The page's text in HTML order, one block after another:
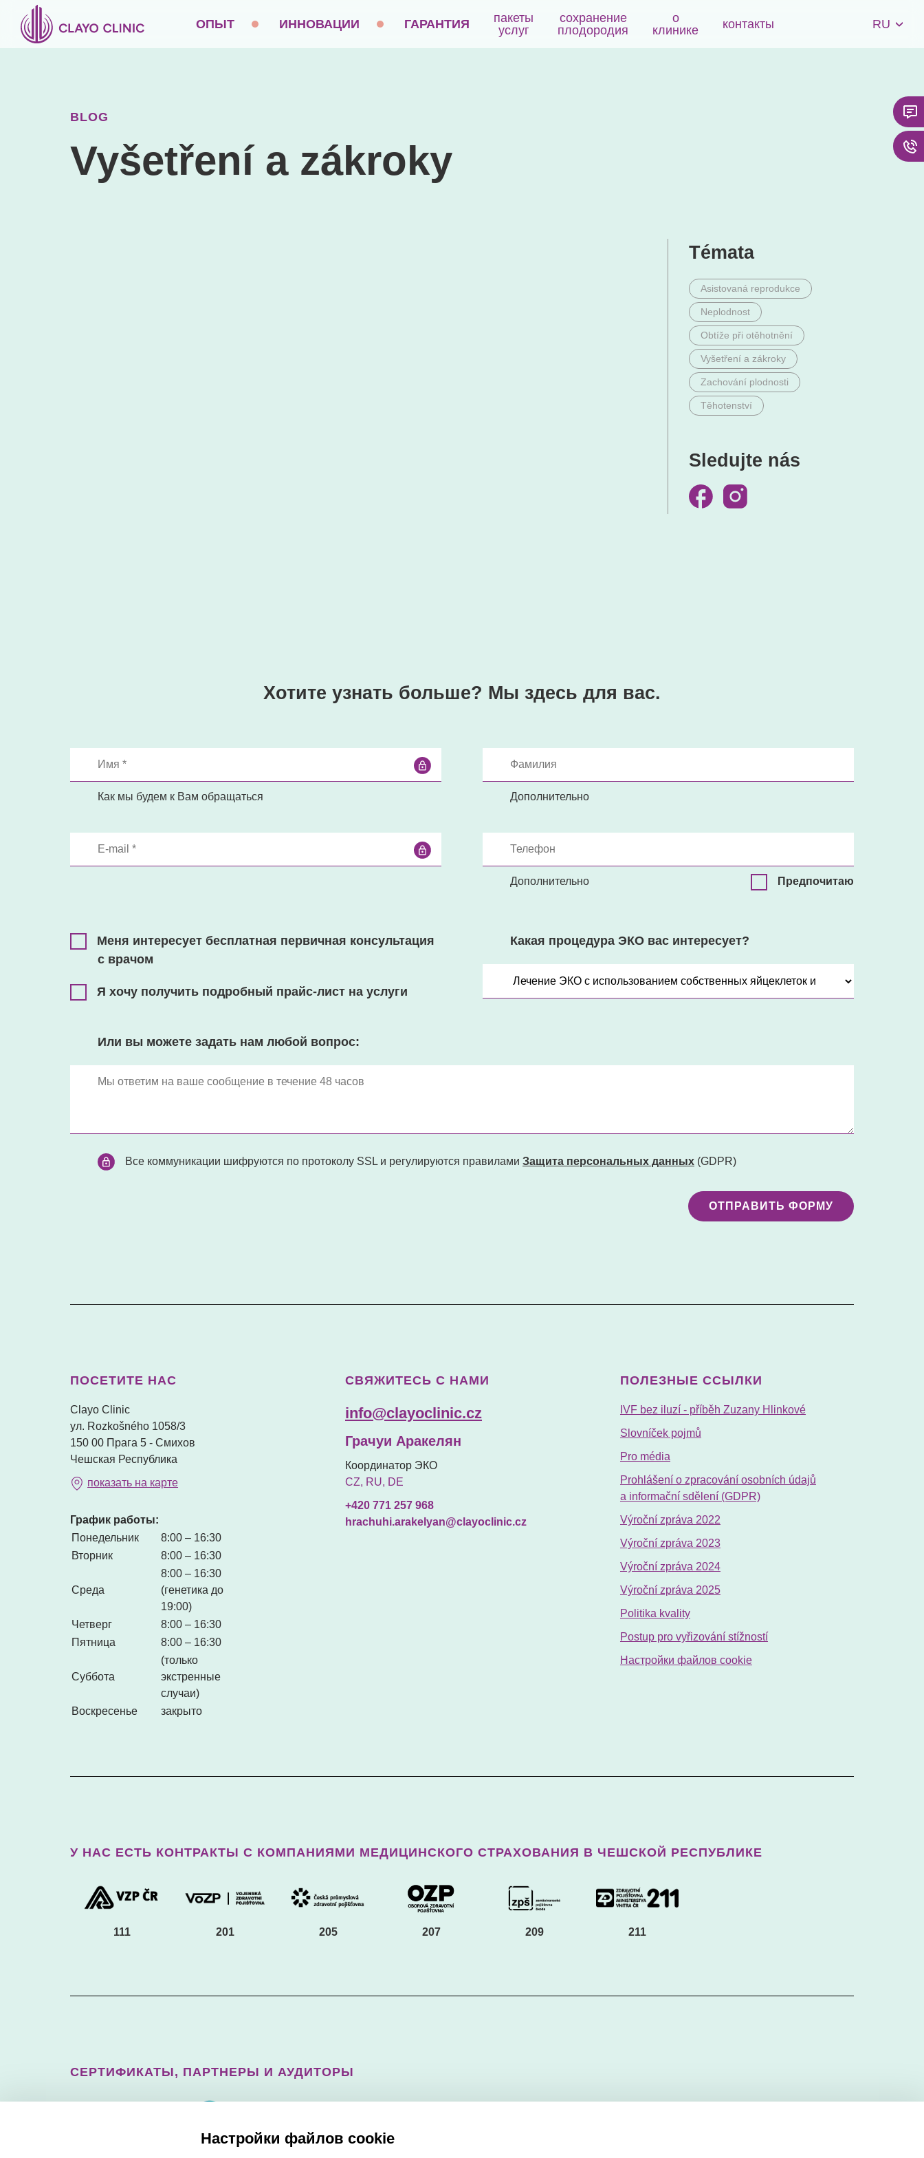
Настройки файлов cookie
ОПЫТ ИННОВАЦИИ ГАРАНТИЯ
пакеты
услуг
сохранение
плодородия
о
клинике
контакты RU ›
BLOG
Vyšetření a zákroky
Témata
Asistovaná reprodukce
Neplodnost
Obtíže při otěhotnění
Vyšetření a zákroky
Zachování plodnosti
Těhotenství
Sledujte nás
Хотите узнать больше? Мы здесь для вас.
Как мы будем к Вам обращаться Дополнительно
Дополнительно Предпочитаю
Меня интересует бесплатная первичная консультация
с врачом
Я хочу получить подробный прайс-лист на услуги
Какая процедура ЭКО вас интересует?
Или вы можете задать нам любой вопрос:
Все коммуникации шифруются по протоколу SSL и регулируются правилами Защита персональных данных (GDPR)
ОТПРАВИТЬ ФОРМУ
ПОСЕТИТЕ НАС
Clayo Clinic
ул. Rozkošného 1058/3
150 00 Прага 5 - Смихов
Чешская Республика
показать на карте
График работы:
Понедельник
8:00 – 16:30
Вторник
8:00 – 16:30
Среда
8:00 – 16:30
(генетика до
19:00)
Четверг
8:00 – 16:30
Пятница
8:00 – 16:30
Суббота
(только
экстренные
случаи)
Воскресенье
закрыто
СВЯЖИТЕСЬ С НАМИ
info@clayoclinic.cz
Грачуи Аракелян
Координатор ЭКО
CZ, RU, DE
+420 771 257 968
hrachuhi.arakelyan@clayoclinic.cz
ПОЛЕЗНЫЕ ССЫЛКИ
IVF bez iluzí - příběh Zuzany Hlinkové
Slovníček pojmů
Pro média
Prohlášení o zpracování osobních údajů
a informační sdělení (GDPR)
Výroční zpráva 2022
Výroční zpráva 2023
Výroční zpráva 2024
Výroční zpráva 2025
Politika kvality
Postup pro vyřizování stížností
Настройки файлов cookie
У НАС ЕСТЬ КОНТРАКТЫ С КОМПАНИЯМИ МЕДИЦИНСКОГО СТРАХОВАНИЯ В ЧЕШСКОЙ РЕСПУБЛИКЕ
111 201 205 207 209 211
СЕРТИФИКАТЫ, ПАРТНЕРЫ И АУДИТОРЫ